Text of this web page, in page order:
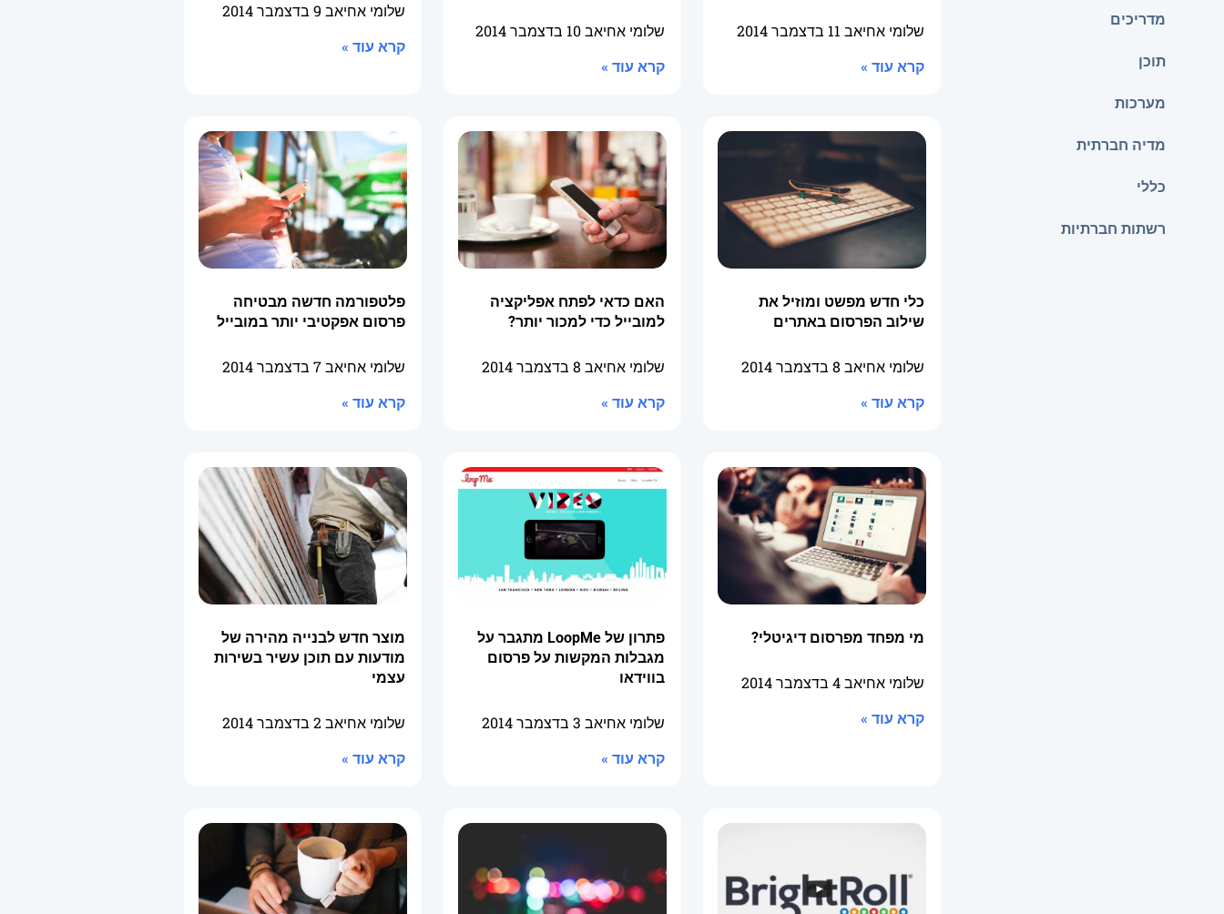
מדריכים
תוכן
מערכות
מדיה חברתית
כללי
רשתות חברתיות
שלומי אחיאב 11 בדצמבר 2014
קרא עוד »
שלומי אחיאב10 בדצמבר 2014
קרא עוד »
שלומי אחיאב 9 בדצמבר 2014
קרא עוד »
כלי חדש מפשט ומוזיל את
שילוב הפרסום באתרים
שלומי אחיאב 8 בדצמבר 2014
קרא עוד »
האם כדאי לפתח אפליקציה
למובייל כדי למכור יותר?
שלומי אחיאב 8 בדצמבר 2014
קרא עוד »
פלטפורמה חדשה מבטיחה
פרסום אפקטיבי יותר במובייל
שלומי אחיאב7 בדצמבר 2014
קרא עוד »
מי מפחד מפרסום דיגיטלי?
שלומי אחיאב4 בדצמבר 2014
קרא עוד »
פתרון של LoopMe מתגבר על
מגבלות המקשות על פרסום
בווידאו
שלומי אחיאב 3 בדצמבר 2014
קרא עוד »
מוצר חדש לבנייה מהירה של
מודעות עם תוכן עשיר בשירות
עצמי
שלומי אחיאב2 בדצמבר 2014
קרא עוד »